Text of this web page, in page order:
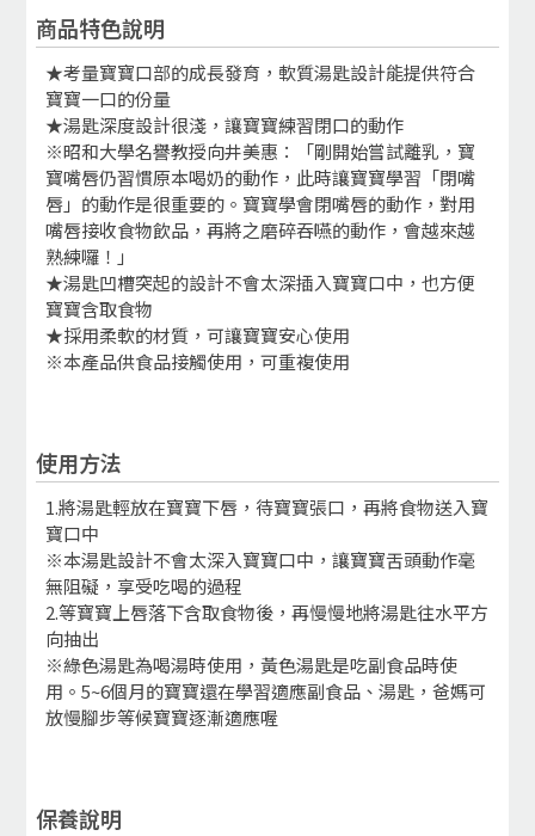
商品特色說明
★考量寶寶口部的成長發育，軟質湯匙設計能提供符合
寶寶一口的份量
★湯匙深度設計很淺，讓寶寶練習閉口的動作
※昭和大學名譽教授向井美惠：「剛開始嘗試離乳，寶
寶嘴唇仍習慣原本喝奶的動作，此時讓寶寶學習「閉嘴
唇」的動作是很重要的。寶寶學會閉嘴唇的動作，對用
嘴唇接收食物飲品，再將之磨碎吞嚥的動作，會越來越
熟練囉！」
★湯匙凹槽突起的設計不會太深插入寶寶口中，也方便
寶寶含取食物
★採用柔軟的材質，可讓寶寶安心使用
※本產品供食品接觸使用，可重複使用
使用方法
1.將湯匙輕放在寶寶下唇，待寶寶張口，再將食物送入寶
寶口中
※本湯匙設計不會太深入寶寶口中，讓寶寶舌頭動作毫
無阻礙，享受吃喝的過程
2.等寶寶上唇落下含取食物後，再慢慢地將湯匙往水平方
向抽出
※綠色湯匙為喝湯時使用，黃色湯匙是吃副食品時使
用。5~6個月的寶寶還在學習適應副食品、湯匙，爸媽可
放慢腳步等候寶寶逐漸適應喔
保養說明